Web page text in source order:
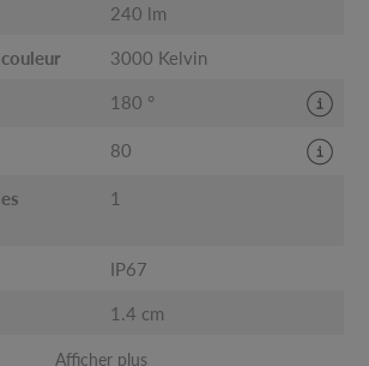
240 lm
3000 Kelvin
180 °
80
1
IP67
1.4 cm
Afficher plus